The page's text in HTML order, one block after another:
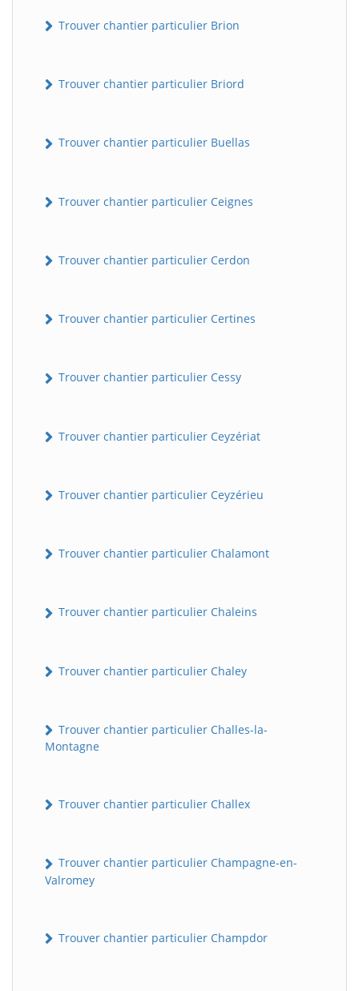
Trouver chantier particulier Brion
Trouver chantier particulier Briord
Trouver chantier particulier Buellas
Trouver chantier particulier Ceignes
Trouver chantier particulier Cerdon
Trouver chantier particulier Certines
Trouver chantier particulier Cessy
Trouver chantier particulier Ceyzériat
Trouver chantier particulier Ceyzérieu
Trouver chantier particulier Chalamont
Trouver chantier particulier Chaleins
Trouver chantier particulier Chaley
Trouver chantier particulier Challes-la-
Montagne
Trouver chantier particulier Challex
Trouver chantier particulier Champagne-en-
Valromey
Trouver chantier particulier Champdor